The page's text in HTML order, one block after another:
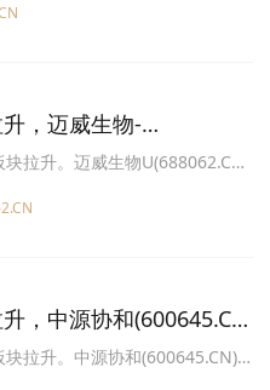
成都先导(688222.CN)跌
跌2.12%报37.35元，锦波
，迈威生物-
拉升。迈威生物U(688062.CN)
诺思兰德(920047.CN)涨
涨2.50%报8.6元，可孚医
，中源协和(600645.CN)
拉升。中源协和(600645.CN)涨